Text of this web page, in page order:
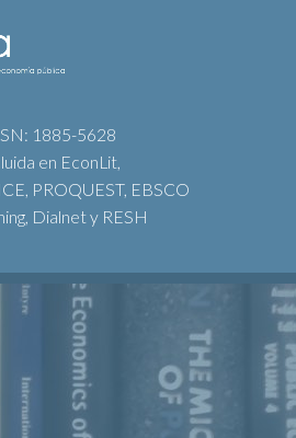
1885-5628
en EconLit,
PROQUEST, EBSCO
Dialnet y RESH